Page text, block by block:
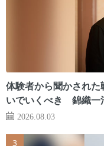
体験者から聞かされ
いでいくべき 錦織一
2026.08.03